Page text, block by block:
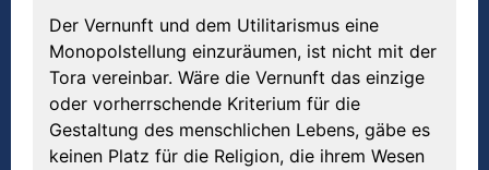
Der Vernunft und dem Utilitarismus eine
Monopolstellung einzuräumen, ist nicht mit der
Tora vereinbar. Wäre die Vernunft das einzige
oder vorherrschende Kriterium für die
Gestaltung des menschlichen Lebens, gäbe es
keinen Platz für die Religion, die ihrem Wesen